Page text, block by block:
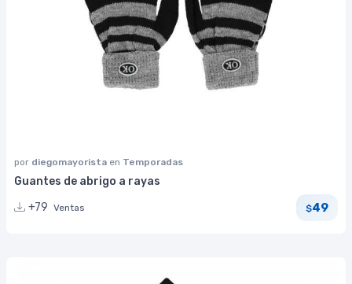
por diegomayorista en Temporadas
Guantes de abrigo a rayas
+79 Ventas $49